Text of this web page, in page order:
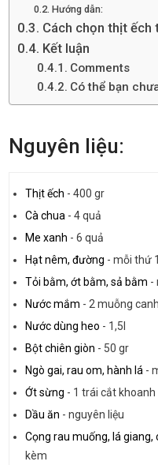
Hướng dẫn:
Cách chọn thịt ếch
Kết luận
Comments
Có thể bạn
Nguyên liệu:
Thịt ếch -400 gr
Cà chua -4 quả
Me xanh -6 quả
Hạt nêm, đường -mỗi thứ
Tỏi bằm, ớt bằm, sả bằm -
Nước mắm - 2 muỗng canh
Nước dùng heo - 1,5l
Bột chiên giòn - 50 gr
Ngò gai, rau om, hành lá -
Ớt sừng - 1 trái cắt khoanh
Dầu ăn -nguyên liệu
Cọng rau muống, lá giang,
kèm